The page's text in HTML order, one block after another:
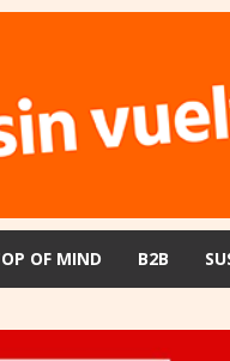
OF MIND B2B